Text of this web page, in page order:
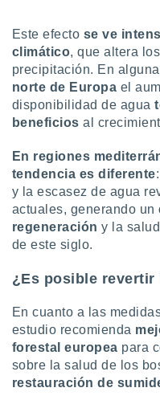
Este efecto se ve
climático, que altera
precipitación. En
norte de Europa el
disponibilidad de agua
beneficios al
En regiones
tendencia es diferente
y la escasez de agua
actuales, generando un
regeneración y la
de este siglo.
¿Es posible revertir
En cuanto a las
estudio recomienda
forestal europea para
sobre la salud de los
restauración de